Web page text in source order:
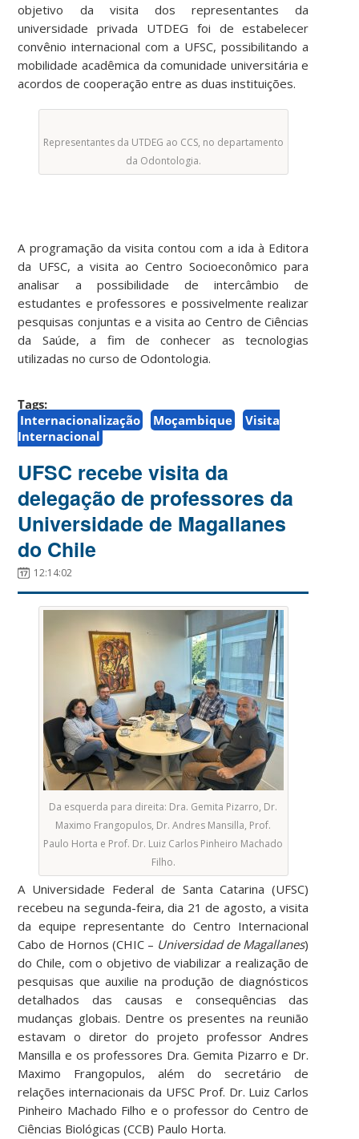
objetivo da visita dos representantes da
universidade privada UTDEG foi de estabelecer
convênio internacional com a UFSC, possibilitando a
mobilidade acadêmica da comunidade universitária e
acordos de cooperação entre as duas instituições.
Representantes da UTDEG ao CCS, no departamento
da Odontologia.
A programação da visita contou com a ida à Editora
da UFSC, a visita ao Centro Socioeconômico para
analisar a possibilidade de intercâmbio de
estudantes e professores e possivelmente realizar
pesquisas conjuntas e a visita ao Centro de Ciências
da Saúde, a fim de conhecer as tecnologias
utilizadas no curso de Odontologia.
Tags:
Internacionalização
Moçambique
Visita
Internacional
UFSC recebe visita da
delegação de professores da
Universidade de Magallanes
do Chile
12:14:02
Da esquerda para direita: Dra. Gemita Pizarro, Dr.
Maximo Frangopulos, Dr. Andres Mansilla, Prof.
Paulo Horta e Prof. Dr. Luiz Carlos Pinheiro Machado
Filho.
A Universidade Federal de Santa Catarina (UFSC)
recebeu na segunda-feira, dia 21 de agosto, a visita
da equipe representante do Centro Internacional
Cabo de Hornos (CHIC – Universidad de Magallanes)
do Chile, com o objetivo de viabilizar a realização de
pesquisas que auxilie na produção de diagnósticos
detalhados das causas e consequências das
mudanças globais. Dentre os presentes na reunião
estavam o diretor do projeto professor Andres
Mansilla e os professores Dra. Gemita Pizarro e Dr.
Maximo Frangopulos, além do secretário de
relações internacionais da UFSC Prof. Dr. Luiz Carlos
Pinheiro Machado Filho e o professor do Centro de
Ciências Biológicas (CCB) Paulo Horta.